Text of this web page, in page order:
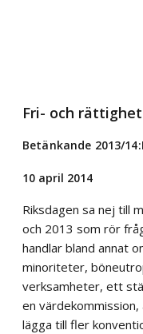
Fri- och
Betänkande 2013/
10 april 2014
Riksdagen sa nej till
och 2013 som rör
handlar bland annat
minoriteter,
verksamheter, ett
en
lägga till fler